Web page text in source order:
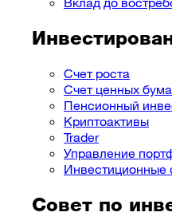
Счет роста
Счет ценных
Пенсионный
Криптоактивы
Trader
Управление
Совет по